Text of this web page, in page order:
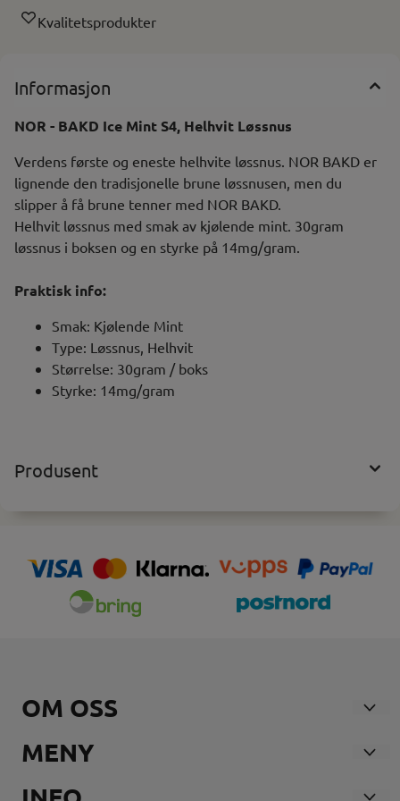
Kvalitetsprodukter
Informasjon
NOR - BAKD Ice Mint S4, Helhvit Løssnus
Verdens første og eneste helhvite løssnus. NOR BAKD er
lignende den tradisjonelle brune løssnusen, men du
slipper å få brune tenner med NOR BAKD.
Helhvit løssnus med smak av kjølende mint. 30gram
løssnus i boksen og en styrke på 14mg/gram.
Praktisk info:
Smak: Kjølende Mint
Type: Løssnus, Helhvit
Størrelse: 30gram / boks
Styrke: 14mg/gram
Produsent
OM OSS
Nosmoke AS
MENY
Våre Butikker